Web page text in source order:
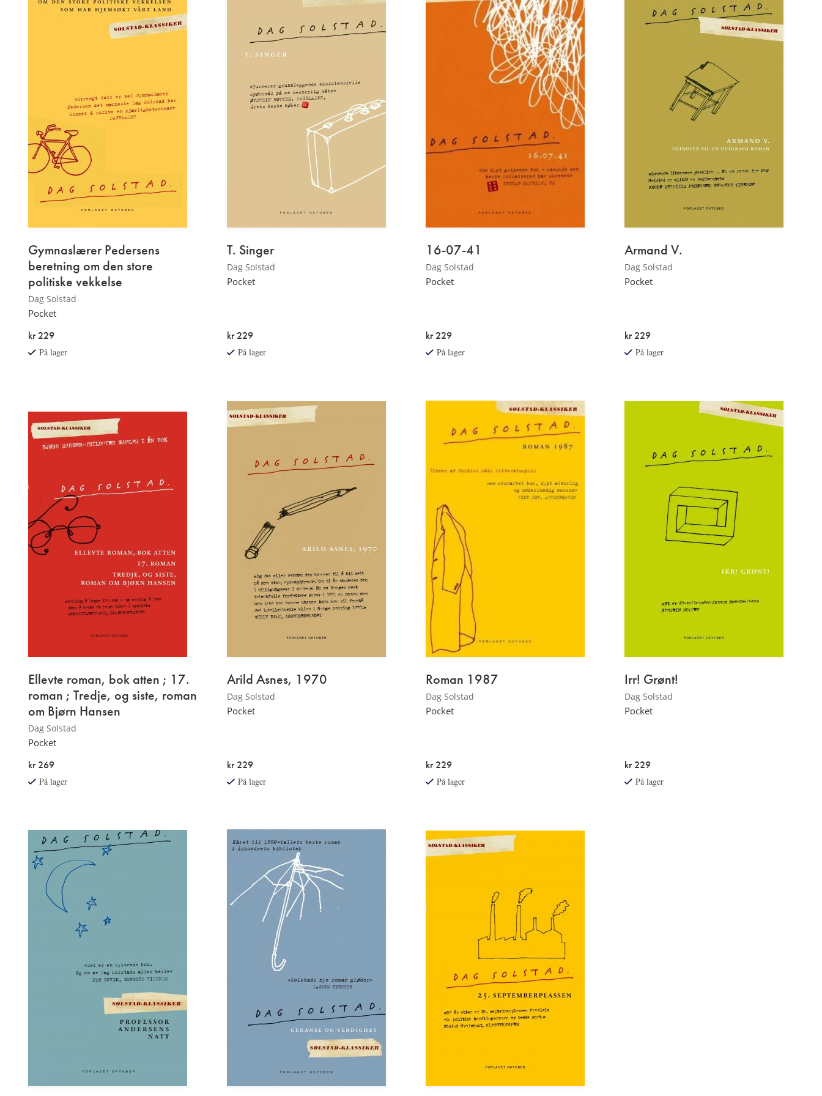
Gymnaslærer Pedersens
beretning om den store
politiske vekkelse
Dag Solstad
Pocket
kr 229
På lager
T. Singer
Dag Solstad
Pocket
kr 229
På lager
16-07-41
Dag Solstad
Pocket
kr 229
På lager
Armand V.
Dag Solstad
Pocket
kr 229
På lager
Ellevte roman, bok atten ; 17.
roman ; Tredje, og siste, roman
om Bjørn Hansen
Dag Solstad
Pocket
kr 269
På lager
Arild Asnes, 1970
Dag Solstad
Pocket
kr 229
På lager
Roman 1987
Dag Solstad
Pocket
kr 229
På lager
Irr! Grønt!
Dag Solstad
Pocket
kr 229
På lager